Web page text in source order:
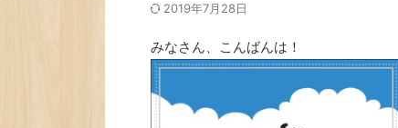
2019年7月28日
みなさん、こんばんは！